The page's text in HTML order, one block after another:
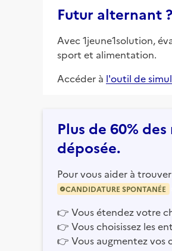
Futur alternant
Avec 1jeune1solution,
sport et alimentation.
Accéder à l'outil de
Plus de 60%
déposée.
Pour vous aider à
CANDIDATURE SPONTANÉE
👉 Vous étendez votre
👉 Vous choisissez les
👉 Vous augmentez vos